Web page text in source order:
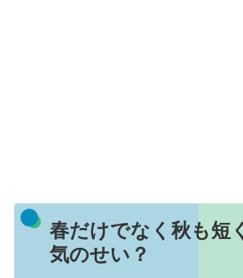
春だけでなく秋も短
気のせい？